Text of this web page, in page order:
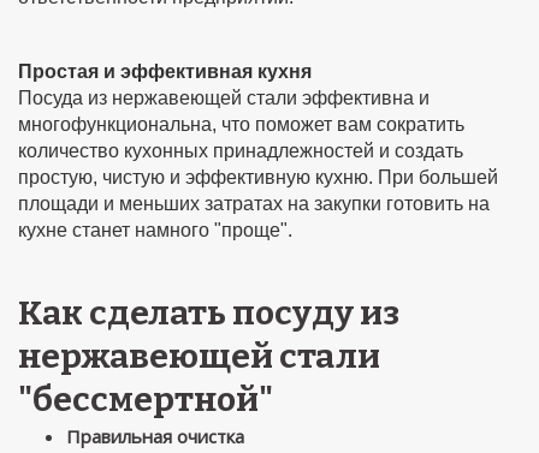
Простая и эффективная кухня
Посуда из нержавеющей стали эффективна и
многофункциональна, что поможет вам сократить
количество кухонных принадлежностей и создать
простую, чистую и эффективную кухню. При большей
площади и меньших затратах на закупки готовить на
кухне станет намного "проще".
Как сделать посуду из
нержавеющей стали
"бессмертной"
Правильная очистка